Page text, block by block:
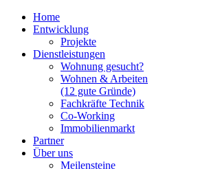
Home
Entwicklung
Projekte
Dienstleistungen
Wohnung gesucht?
Wohnen & Arbeiten
(12 gute Gründe)
Fachkräfte Technik
Co-Working
Immobilienmarkt
Partner
Über uns
Meilensteine